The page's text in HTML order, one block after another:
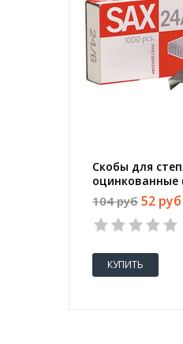
Скобы для
оцинкованные
упаковке)
104 руб 52 руб
КУПИТЬ